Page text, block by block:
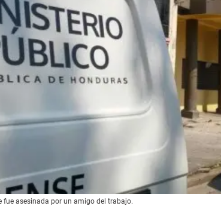
fue asesinada por un amigo del trabajo.